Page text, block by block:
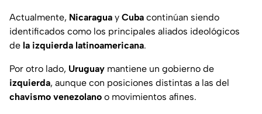
Actualmente, Nicaragua y Cuba continúan siendo
identificados como los principales aliados ideológicos
de la izquierda latinoamericana.
Por otro lado, Uruguay mantiene un gobierno de
izquierda, aunque con posiciones distintas a las del
chavismo venezolano o movimientos afines.